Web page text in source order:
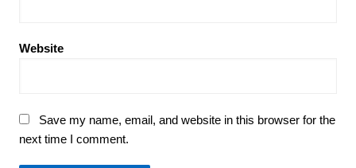
Website
Save my name, email, and website in this browser for the
next time I comment.